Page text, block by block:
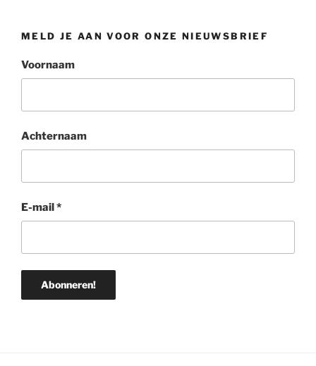
MELD JE AAN VOOR ONZE NIEUWSBRIEF
Voornaam
Achternaam
E-mail*